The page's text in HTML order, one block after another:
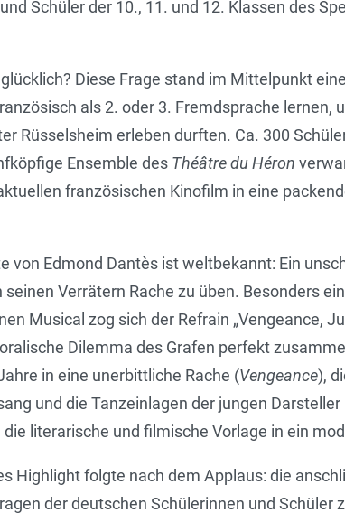
Schüler der 10., 11. und 12. Klassen des
Diese Frage stand im Mittelpunkt
als 2. oder 3. Fremdsprache
Rüsselsheim erleben durften. Ca. 300
Ensemble des Théâtre du Héron
französischen Kinofilm in eine
von Edmond Dantès ist weltbekannt: Ein
seinen Verrätern Rache zu üben. Besonders
Musical zog sich der Refrain „Vengeance,
Dilemma des Grafen perfekt
in eine unerbittliche Rache (Vengeance),
und die Tanzeinlagen der jungen
literarische und filmische Vorlage in ein
Highlight folgte nach dem Applaus: die
der deutschen Schülerinnen und